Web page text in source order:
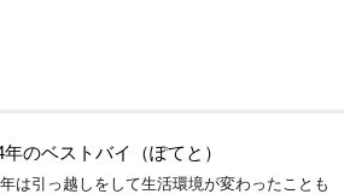
年のベストバイ（ぽてと）
は引っ越しをして生活環境が変わったことも